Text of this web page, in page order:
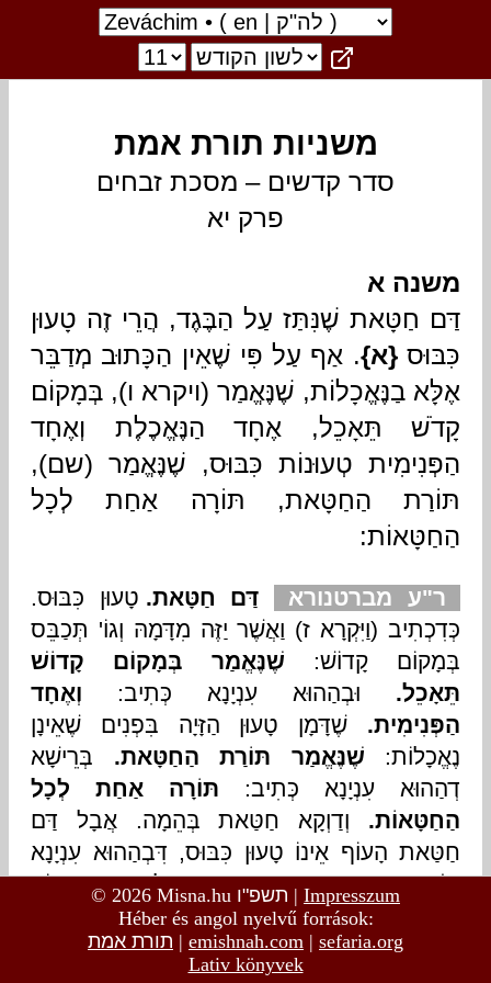
© 2026 Misna.hu תשפ"ו | Impresszum
Héber és angol nyelvű források:
תורת אמת | emishnah.com | sefaria.org
Lativ könyvek